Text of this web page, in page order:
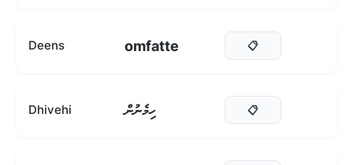
Deens omfatte 📋
Dhivehi ހިމެނުން 📋